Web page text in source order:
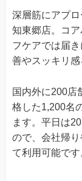
深層筋にアプ
知東郷店。コ
フケアでは届
善やスッキリ感
国内外に200店
格した1,200名
ます。平日は
ので、会社帰
て利用可能です